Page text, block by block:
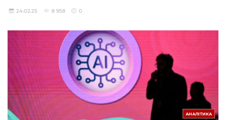
24.02.25 8 958 0
АНАЛІТИКА